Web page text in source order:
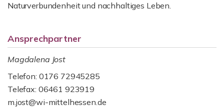
Naturverbundenheit und nachhaltiges Leben.
Ansprechpartner
Magdalena Jost
Telefon: 0176 72945285
Telefax: 06461 923919
m.jost@wi-mittelhessen.de